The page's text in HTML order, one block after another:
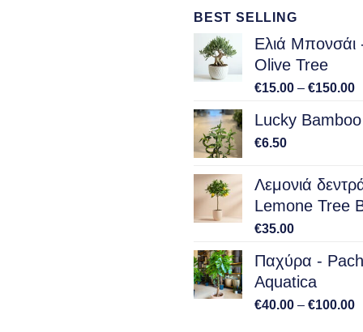
BEST SELLING
Ελιά Μπονσάι
Olive Tree
€15.00 – €150.00
Lucky
€6.50
Λεμονιά
Lemone Tree
€35.00
Παχύρα -
Aquatica
€40.00 – €100.00